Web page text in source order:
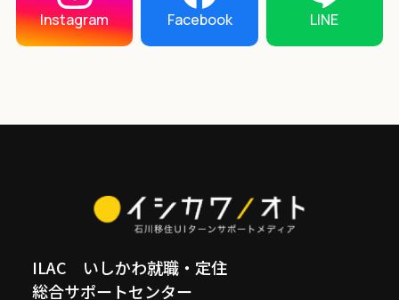
Instagram Facebook LINE
ILAC いしかわ就職・定住
総合サポートセンター